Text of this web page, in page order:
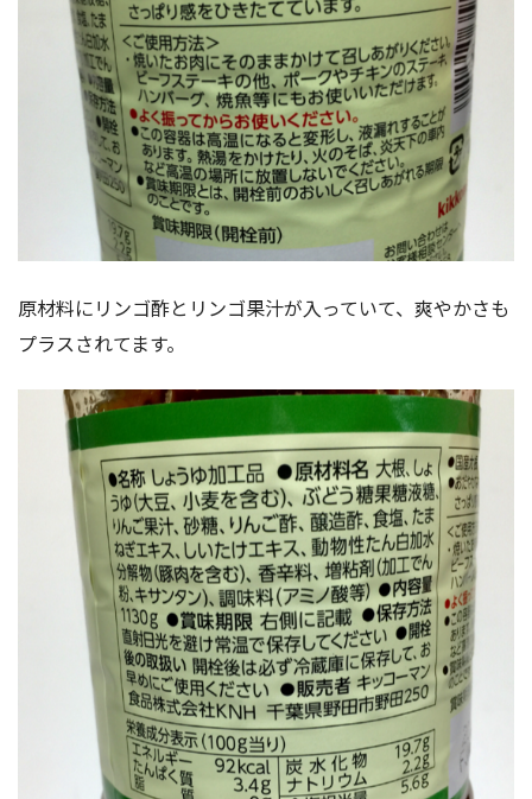
原材料にリンゴ酢とリンゴ果汁が入っていて、爽やかさも
プラスされてます。